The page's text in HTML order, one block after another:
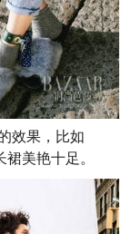
效果，比如
美艳十足。